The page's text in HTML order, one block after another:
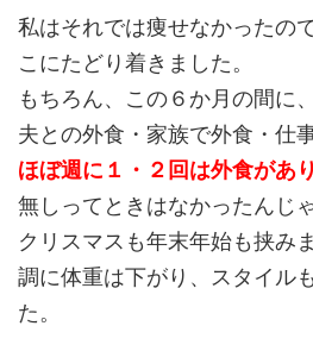
私はそれでは痩せなかったの
こにたどり着きました。
もちろん、この６か月の間に
夫との外食・家族で外食・仕
ほぼ週に１・２回は外食があ
無しってときはなかったんじ
クリスマスも年末年始も挟み
調に体重は下がり、スタイル
た。